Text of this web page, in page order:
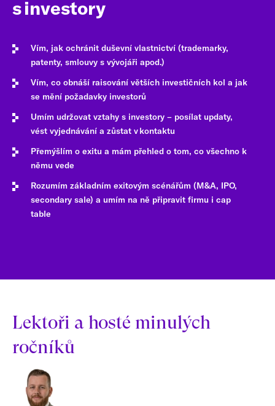
s investory
Vím, jak ochránit duševní vlastnictví (trademarky,
patenty, smlouvy s vývojáři apod.)
Vím, co obnáší raisování větších investičních kol a jak
se mění požadavky investorů
Umím udržovat vztahy s investory – posílat updaty,
vést vyjednávání a zůstat v kontaktu
Přemýšlím o exitu a mám přehled o tom, co všechno k
němu vede
Rozumím základním exitovým scénářům (M&A, IPO,
secondary sale) a umím na ně připravit firmu i cap
table
Lektoři a hosté minulých
ročníků